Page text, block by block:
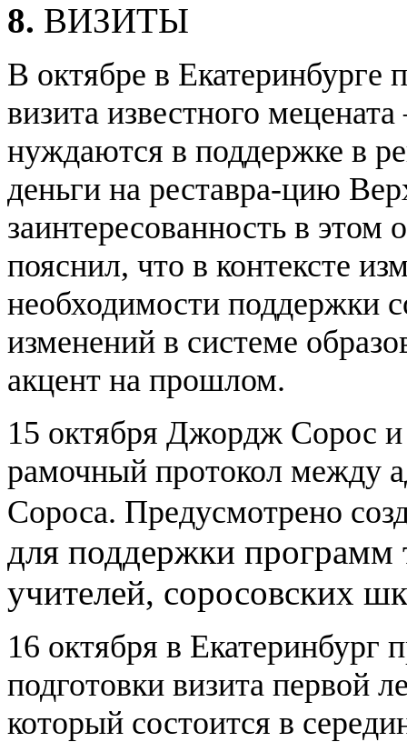
8. ВИЗИТЫ
В октябре в
визита известного
нуждаются в поддержке в
деньги на реставра-цию
заинтересованность в
пояснил, что в контексте
необходимости поддержки
изменений в системе
акцент на прошлом.
15 октября Джордж Сорос
рамочный протокол между
Сороса. Предусмотрено
для поддержки программ
учителей, соросовских
16 октября в Екатеринбург
подготовки визита
который состоится в